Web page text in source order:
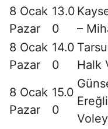
8 Ocak
Pazar
13.0
0
–
8 Ocak
Pazar
14.0
0
Halk
8 Ocak
Pazar
15.0
0